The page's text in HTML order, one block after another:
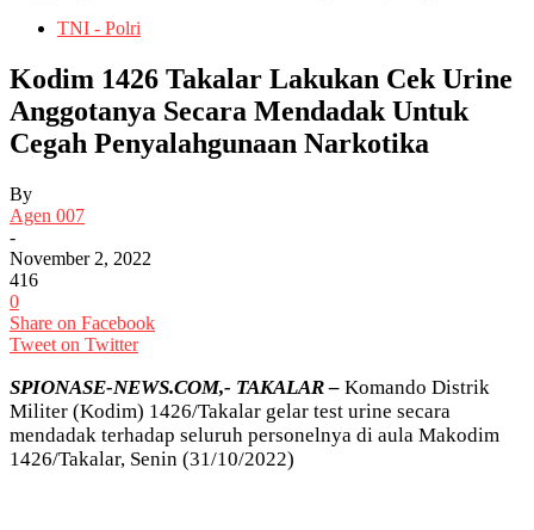
TNI - Polri
Kodim 1426 Takalar Lakukan Cek Urine
Anggotanya Secara Mendadak Untuk
Cegah Penyalahgunaan Narkotika
By
Agen 007
-
November 2, 2022
416
0
Share on Facebook
Tweet on Twitter
SPIONASE-NEWS.COM,- TAKALAR – Komando Distrik
Militer (Kodim) 1426/Takalar gelar test urine secara
mendadak terhadap seluruh personelnya di aula Makodim
1426/Takalar, Senin (31/10/2022)